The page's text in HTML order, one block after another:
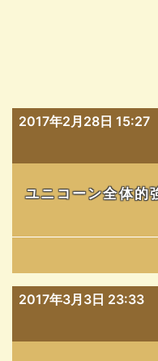
2017年2月28日 15:27
ユニコーン全体的
2017年3月3日 23:33